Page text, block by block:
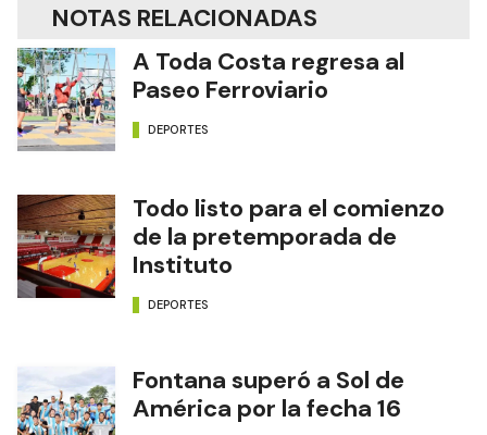
NOTAS RELACIONADAS
A Toda Costa regresa al
Paseo Ferroviario
DEPORTES
Todo listo para el comienzo
de la pretemporada de
Instituto
DEPORTES
Fontana superó a Sol de
América por la fecha 16